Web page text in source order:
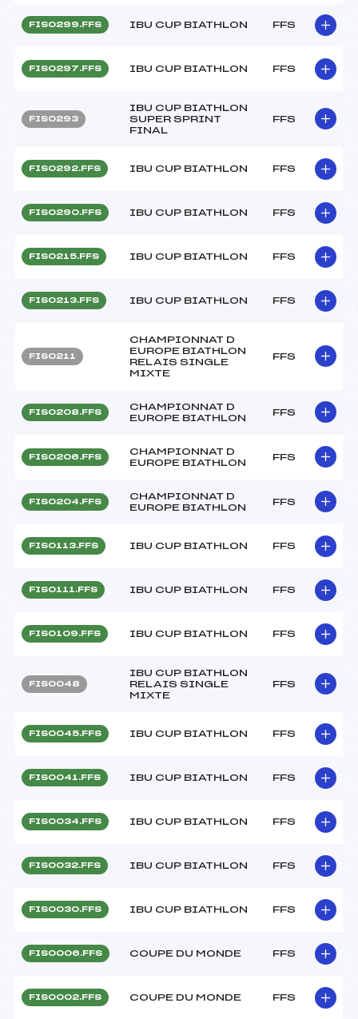
FIS0299.FFS IBU CUP BIATHLON FFS
FIS0297.FFS IBU CUP BIATHLON FFS
FIS0293
IBU CUP BIATHLON
SUPER SPRINT
FINAL
FFS
FIS0292.FFS IBU CUP BIATHLON FFS
FIS0290.FFS IBU CUP BIATHLON FFS
FIS0215.FFS IBU CUP BIATHLON FFS
FIS0213.FFS IBU CUP BIATHLON FFS
FIS0211
CHAMPIONNAT D
EUROPE BIATHLON
RELAIS SINGLE
MIXTE
FFS
FIS0208.FFS
CHAMPIONNAT D
EUROPE BIATHLON
FFS
FIS0206.FFS
CHAMPIONNAT D
EUROPE BIATHLON
FFS
FIS0204.FFS
CHAMPIONNAT D
EUROPE BIATHLON
FFS
FIS0113.FFS IBU CUP BIATHLON FFS
FIS0111.FFS IBU CUP BIATHLON FFS
FIS0109.FFS IBU CUP BIATHLON FFS
FIS0048
IBU CUP BIATHLON
RELAIS SINGLE
MIXTE
FFS
FIS0045.FFS IBU CUP BIATHLON FFS
FIS0041.FFS IBU CUP BIATHLON FFS
FIS0034.FFS IBU CUP BIATHLON FFS
FIS0032.FFS IBU CUP BIATHLON FFS
FIS0030.FFS IBU CUP BIATHLON FFS
FIS0006.FFS COUPE DU MONDE FFS
FIS0002.FFS COUPE DU MONDE FFS